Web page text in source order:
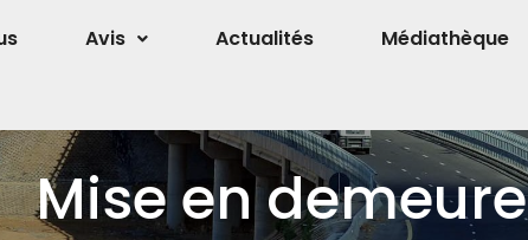
Avis Actualités Médiathèque
Mise en demeure